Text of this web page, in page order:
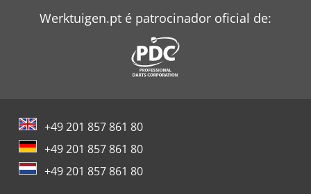
Werktuigen.pt é patrocinador oficial de:
+49 201 857 861 80
+49 201 857 861 80
+49 201 857 861 80